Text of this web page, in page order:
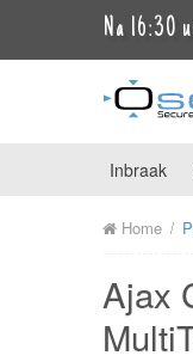
Na 16:30
Inbraak
Home
Ajax